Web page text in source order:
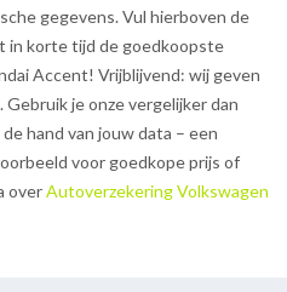
gegevens. Vul hierboven de
in korte tijd de goedkoopste
Accent! Vrijblijvend: wij geven
je onze vergelijker dan
hand van jouw data – een
voor goedkope prijs of
overAutoverzekering Volkswagen